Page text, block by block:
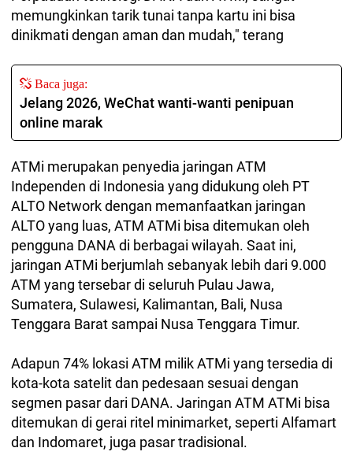
memungkinkan tarik tunai tanpa kartu ini bisa
dinikmati dengan aman dan mudah," terang
Baca juga:
Jelang 2026, WeChat wanti-wanti penipuan
online marak
ATMi merupakan penyedia jaringan ATM
Independen di Indonesia yang didukung oleh PT
ALTO Network dengan memanfaatkan jaringan
ALTO yang luas, ATM ATMi bisa ditemukan oleh
pengguna DANA di berbagai wilayah. Saat ini,
jaringan ATMi berjumlah sebanyak lebih dari 9.000
ATM yang tersebar di seluruh Pulau Jawa,
Sumatera, Sulawesi, Kalimantan, Bali, Nusa
Tenggara Barat sampai Nusa Tenggara Timur.
Adapun 74% lokasi ATM milik ATMi yang tersedia di
kota-kota satelit dan pedesaan sesuai dengan
segmen pasar dari DANA. Jaringan ATM ATMi bisa
ditemukan di gerai ritel minimarket, seperti Alfamart
dan Indomaret, juga pasar tradisional.